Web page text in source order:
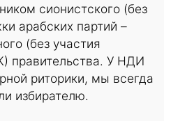
сионистского (без
арабских партий –
(без участия
правительства. У НДИ
риторики, мы всегда
избирателю.